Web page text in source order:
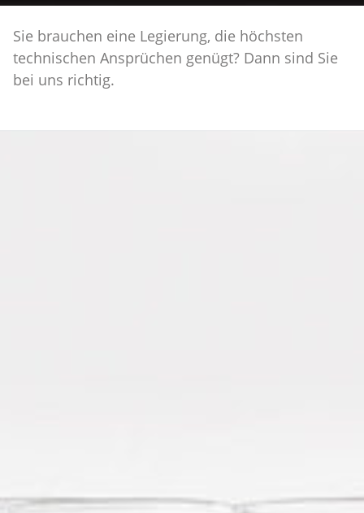
Sie brauchen eine Legierung, die höchsten
technischen Ansprüchen genügt? Dann sind Sie
bei uns richtig.